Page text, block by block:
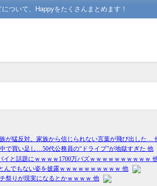
ついて、Happyをたくさんまとめます！